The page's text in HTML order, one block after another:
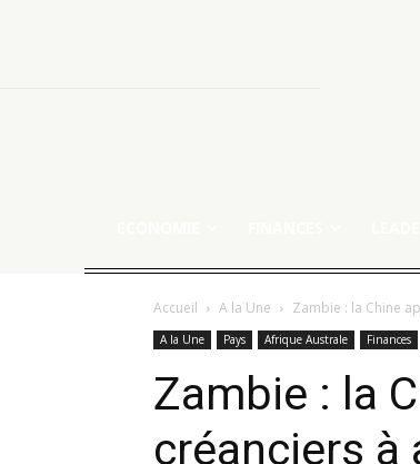
Accueil A la Une Zambie : la Chine
A la Une Pays Afrique Australe Finances
Zambie : la
créanciers à